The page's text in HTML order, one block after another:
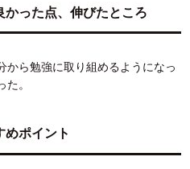
った点、伸びたところ
から勉強に取り組めるようになっ
。
めポイント